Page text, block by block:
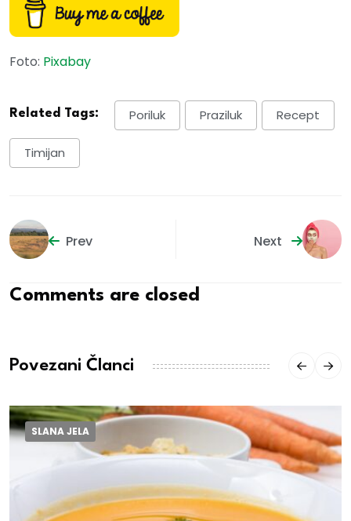
Foto: Pixabay
Related Tags: Poriluk Praziluk Recept
Timijan
Prev Next
Comments are closed
Povezani Članci
SLANA JELA